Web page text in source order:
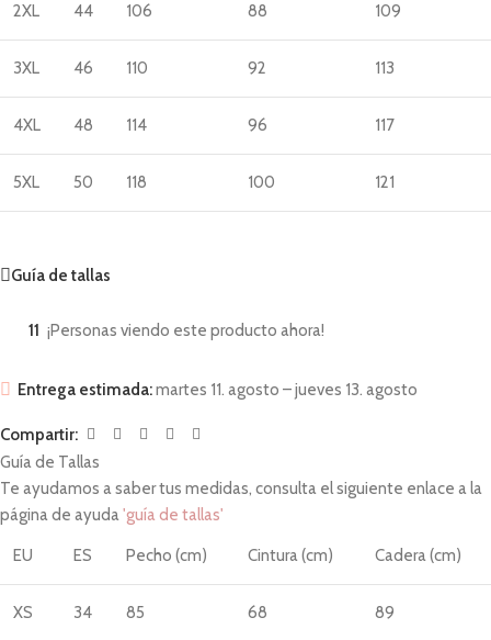
2XL 44 106 88 109
3XL 46 110 92 113
4XL 48 114 96 117
5XL 50 118 100 121
Guía de tallas
11 ¡Personas viendo este producto ahora!
Entrega estimada:martes 11. agosto – jueves 13. agosto
Compartir:
Guía de Tallas
Te ayudamos a saber tus medidas, consulta el siguiente enlace a la
página de ayuda'guía de tallas'
EU ES Pecho (cm) Cintura (cm) Cadera (cm)
XS 34 85 68 89